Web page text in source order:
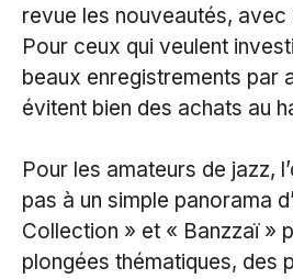
revue les nouveautés, avec
Pour ceux qui veulent
beaux enregistrements par
évitent bien des achats au
Pour les amateurs de jazz,
pas à un simple panorama
Collection » et « Banzzaï »
plongées thématiques, des